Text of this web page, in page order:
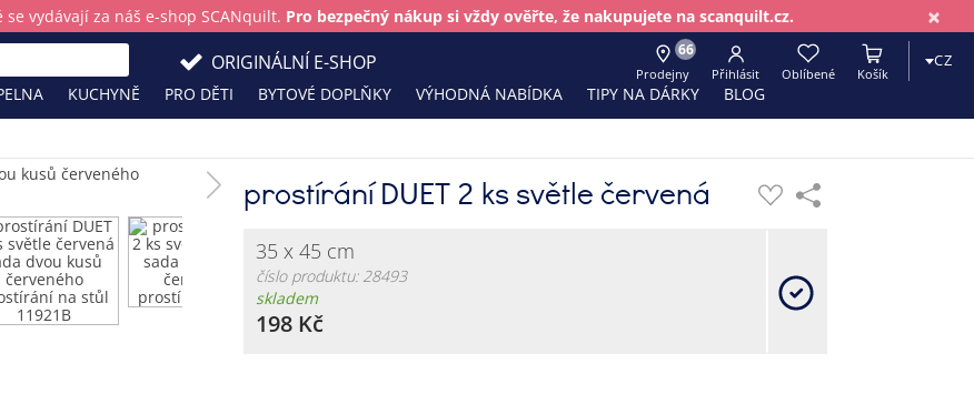
×
vydávají za náš e-shop SCANquilt. Pro bezpečný nákup si vždy ověřte, že nakupujete na scanquilt.cz.
KUCHYNĚ PRO DĚTI BYTOVÉ DOPLŇKY VÝHODNÁ NABÍDKA TIPY NA DÁRKY BLOG
66
Prodejny Přihlásit Oblíbené Košík
CZ
ORIGINÁLNÍ E-SHOP
prostírání DUET 2 ks světle červená
35 x 45 cm
číslo produktu: 28493
skladem
198 Kč